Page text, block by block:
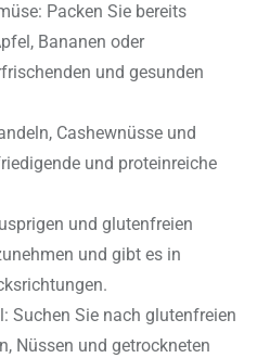
Packen Sie bereits
Bananen oder
und gesunden
Cashewnüsse und
und proteinreiche
und glutenfreien
und gibt es in
Suchen Sie nach glutenfreien
Nüssen und getrockneten